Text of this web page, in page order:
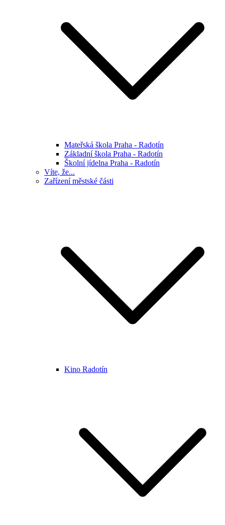
Mateřská škola Praha - Radotín
Základní škola Praha - Radotín
Školní jídelna Praha - Radotín
Víte, že...
Zařízení městské části
Kino Radotín